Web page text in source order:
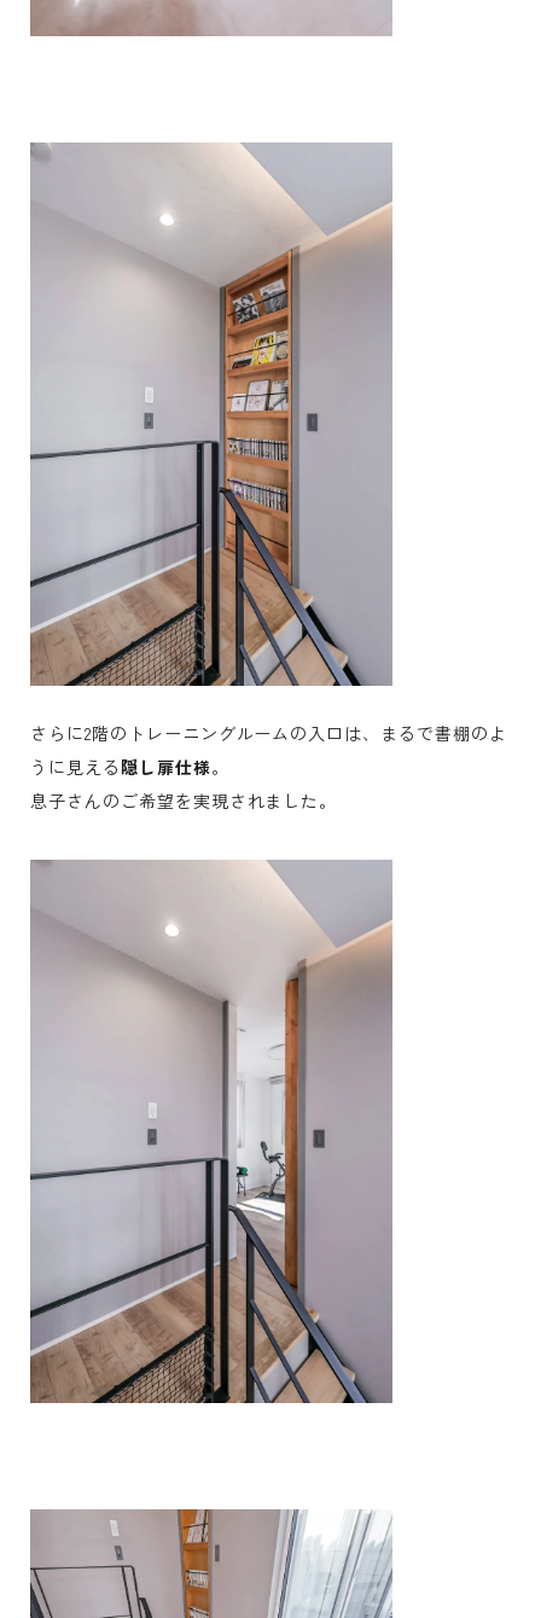
さらに2階のトレーニングルームの入口は、まるで書棚のよ
うに見える 隠し扉仕様。
息子さんのご希望を実現されました。